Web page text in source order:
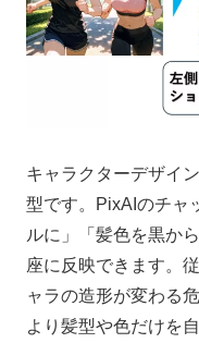
キャラクターデザイ
型です。PixAIのチャ
ルに」「髪色を黒か
座に反映できます。
ャラの造形が変わる
より髪型や色だけを